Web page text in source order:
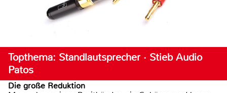
Topthema: Standlautsprecher · Stieb Audio
Patos
Die große Reduktion